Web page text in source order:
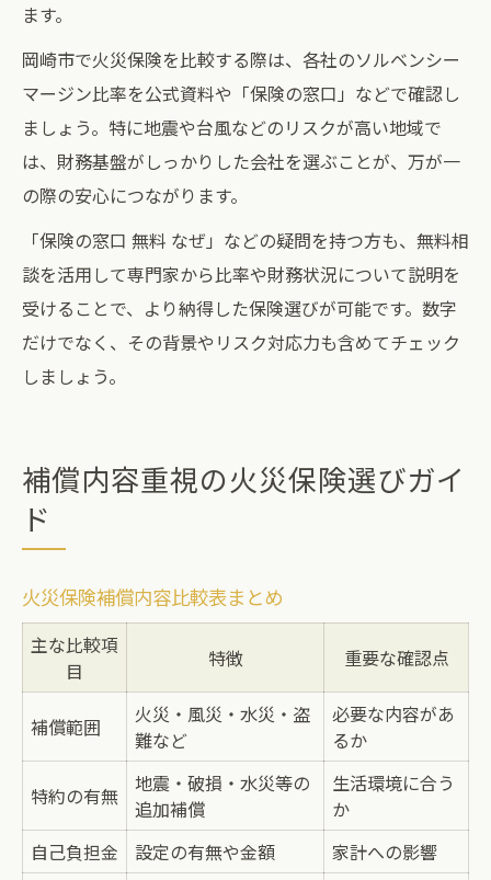
ます。
岡崎市で火災保険を比較する際は、各社のソルベンシー
マージン比率を公式資料や「保険の窓口」などで確認し
ましょう。特に地震や台風などのリスクが高い地域で
は、財務基盤がしっかりした会社を選ぶことが、万が一
の際の安心につながります。
「保険の窓口 無料 なぜ」などの疑問を持つ方も、無料相
談を活用して専門家から比率や財務状況について説明を
受けることで、より納得した保険選びが可能です。数字
だけでなく、その背景やリスク対応力も含めてチェック
しましょう。
補償内容重視の火災保険選びガイ
ド
火災保険補償内容比較表まとめ
主な比較項
目
特徴 重要な確認点
補償範囲
火災・風災・水災・盗
難など
必要な内容があ
るか
特約の有無
地震・破損・水災等の
追加補償
生活環境に合う
か
自己負担金
設定の有無や金額
家計への影響